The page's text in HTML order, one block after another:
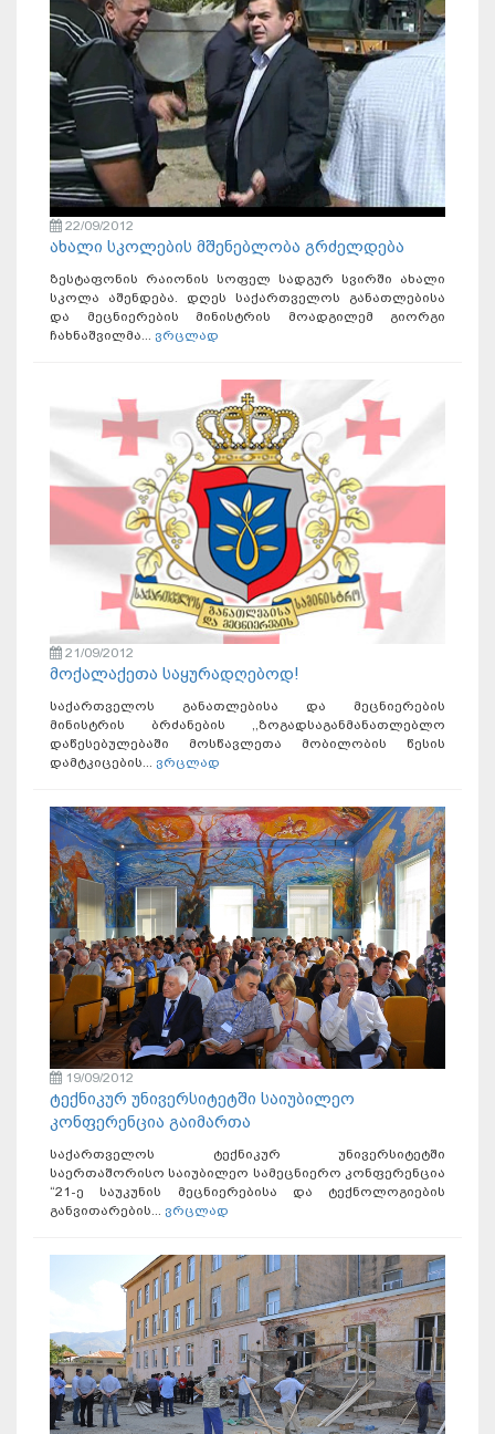
22/09/2012
ახალი სკოლების მშენებლობა გრძელდება
ზესტაფონის რაიონის სოფელ სადგურ სვირში ახალი
სკოლა აშენდება. დღეს საქართველოს განათლებისა
და მეცნიერების მინისტრის მოადგილემ გიორგი
ჩახნაშვილმა... ვრცლად
21/09/2012
მოქალაქეთა საყურადღებოდ!
საქართველოს განათლებისა და მეცნიერების
მინისტრის ბრძანების ,,ზოგადსაგანმანათლებლო
დაწესებულებაში მოსწავლეთა მობილობის წესის
დამტკიცების... ვრცლად
19/09/2012
ტექნიკურ უნივერსიტეტში საიუბილეო
კონფერენცია გაიმართა
საქართველოს ტექნიკურ უნივერსიტეტში
საერთაშორისო საიუბილეო სამეცნიერო კონფერენცია
“21-ე საუკუნის მეცნიერებისა და ტექნოლოგიების
განვითარების... ვრცლად